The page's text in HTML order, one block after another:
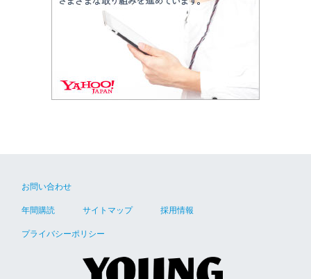
お問い合わせ
年間購読 サイトマップ 採用情報
プライバシーポリシー